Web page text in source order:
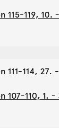
115-119, 10.
111-114, 27.
107-110, 1. -